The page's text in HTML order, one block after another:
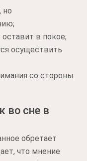
но
в покое;
осуществить
со стороны
во сне в
обретает
что мнение